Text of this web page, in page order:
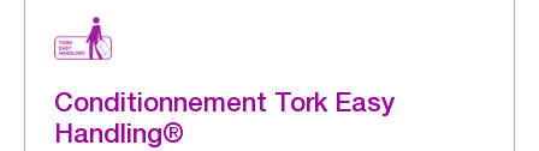
Conditionnement Tork Easy
Handling®